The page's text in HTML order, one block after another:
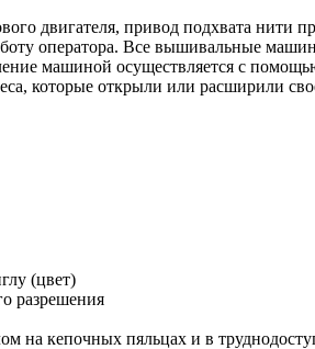
двигателя, привод подхвата
оператора. Все вышивальные
машиной осуществляется с
которые открыли или
(цвет)
разрешения
на кепочных пяльцах и в